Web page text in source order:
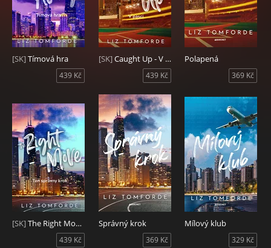
[SK]Tímová hra
439 Kč
[SK]Caught Up - V pasci
439 Kč
Polapená
369 Kč
[SK]The Right Move - Ten správny krok
439 Kč
Správný krok
369 Kč
Mílový klub
329 Kč